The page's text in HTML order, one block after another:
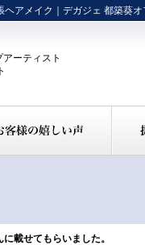
アメイク｜デガジェ 都築葵オ
ーティスト
載せてもらいました。